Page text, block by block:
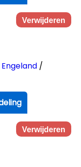
Verwijderen
Engeland /
Verwijderen